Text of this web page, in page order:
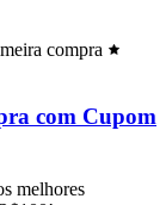
compra
com Cupom
melhores